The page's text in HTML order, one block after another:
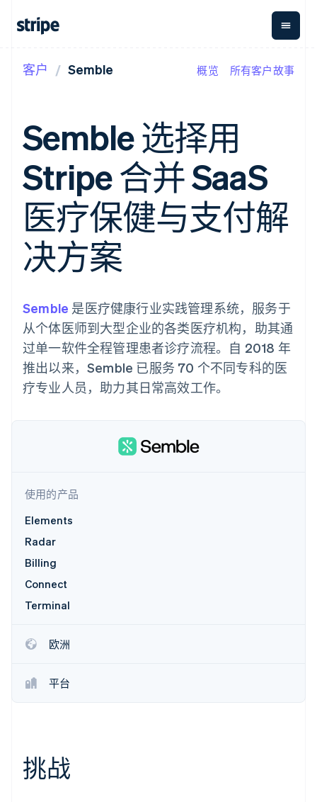
支付
在线支付
Payment links
Checkout
预构建支付界
面
Elements
灵活的 UI 组件
支付方式
支持 125 种以
上
支付成功率优
化
Link
加速结账
经常性收入
Metronome
按用量计费
Subscriptions
订阅管理
Invoicing
一次性或定期
账单
会计自动化
Stripe Sigma
自定义报告
Data Pipeline
数据同步
资金管
Global
Payouts
向第三
方打款
平台
更多
Atlas
初创企业注册
Climate
碳移除
按企业阶段
按应用场景
智能体商务
加密货币
电子商务
嵌入式金融
财务自动化
全球化企业
应用内支付
资金管理
平台
SaaS
按行业
游戏
酒店、旅游与休闲
文档
库与 SDK
Stripe Apps
接受线上付款
实施预置结账流程
构建平台或交易市场
管理订阅
提供按用量计费
通过智能体配置和管理服
务
资源
API 状态
指南
支持
获取支持
托管支持方案
产品路线图
Sessions 年度大会
招聘
资讯中心
Stripe Press
联系销售
客户 Semble 概览 所有客户故事
Semble 选择用
Stripe 合并 SaaS
医疗保健与支付解
决方案
Semble 是医疗健康行业实践管理系统，服务于
从个体医师到大型企业的各类医疗机构，助其通
过单一软件全程管理患者诊疗流程。自 2018 年
推出以来，Semble 已服务 70 个不同专科的医
疗专业人员，助力其日常高效工作。
使用的产品
Elements
Radar
Billing
Connect
Terminal
欧洲
平台
挑战